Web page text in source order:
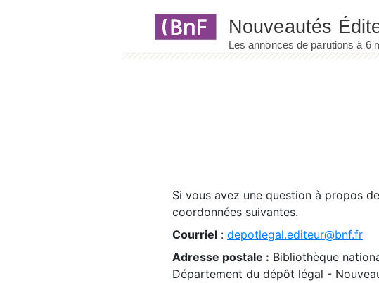
Si vous avez une question à propos
coordonnées suivantes.
Courriel : depotlegal.editeur@bnf.fr
Adresse postale : Bibliothèque
Département du dépôt légal -